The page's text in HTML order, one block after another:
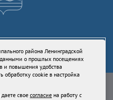
ФС77-73336 от 24 июля 2018
района Ленинградской
о прошлых посещениях
и повышения удобства
обработку cookie в настройка
свое согласие на работу с